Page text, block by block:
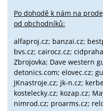
Po dohodě k nám na
od obchodníků:
alfaproj.cz; banzai.cz;
bvs.cz; cairocz.cz;
Zbrojovka; Dave western
detonics.com; elovec.cz;
JKnastroje.cz; jk-n.cz;
kostelecky.cz; kozap.cz;
nimrod.cz; proarms.cz;